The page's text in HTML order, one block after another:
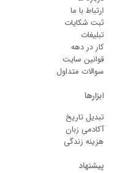
ارتباط با ما
ثبت شکایات
تبلیغات
کار در دهه
قوانین سایت
سوالات متداول
ابزارها
تبدیل تاریخ
آکادمی زبان
هزینه زندگی
پیشنهاد